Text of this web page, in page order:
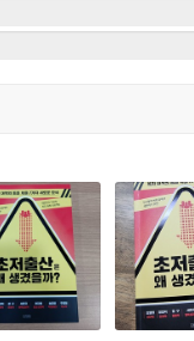
생물학적인 요인이
구성원 간 사회적 신
른 동물과 달리 자연
의 여정에서 정확
다. 불안과 슬픔 같